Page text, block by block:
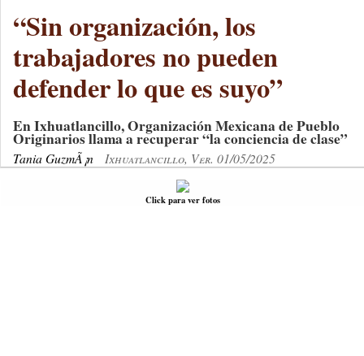
“Sin organización, los
trabajadores no pueden
defender lo que es suyo”
En Ixhuatlancillo, Organización Mexicana de Pueblo
Originarios llama a recuperar “la conciencia de clase”
Tania GuzmÃ¡n Ixhuatlancillo, Ver. 01/05/2025
Click para ver fotos